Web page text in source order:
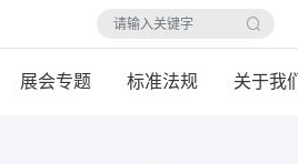
展会专题 标准法规 关于我们